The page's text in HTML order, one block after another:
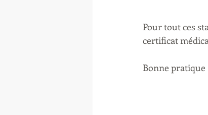
Pour tout ces
certificat
Bonne pratique